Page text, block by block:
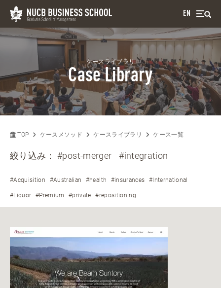
EN
ケースライブラリ
Case Library
TOP ケースメソッド ケースライブラリ ケース一覧
絞り込み：#post-merger #integration
#Acquisition #Australian #health #insurances #International
#Liquor #Premium #private #repositioning